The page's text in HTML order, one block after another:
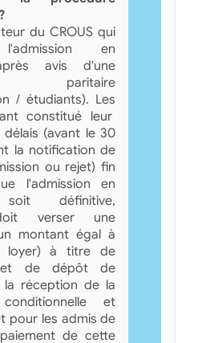
du CROUS qui
en
avis d'une
paritaire
/ étudiants). Les
constitué leur
délais (avant le 30
la notification de
ou rejet) fin
l'admission en
soit définitive,
verser une
montant égal à
loyer) à titre de
et de dépôt de
la réception de la
et
pour les admis de
de cette